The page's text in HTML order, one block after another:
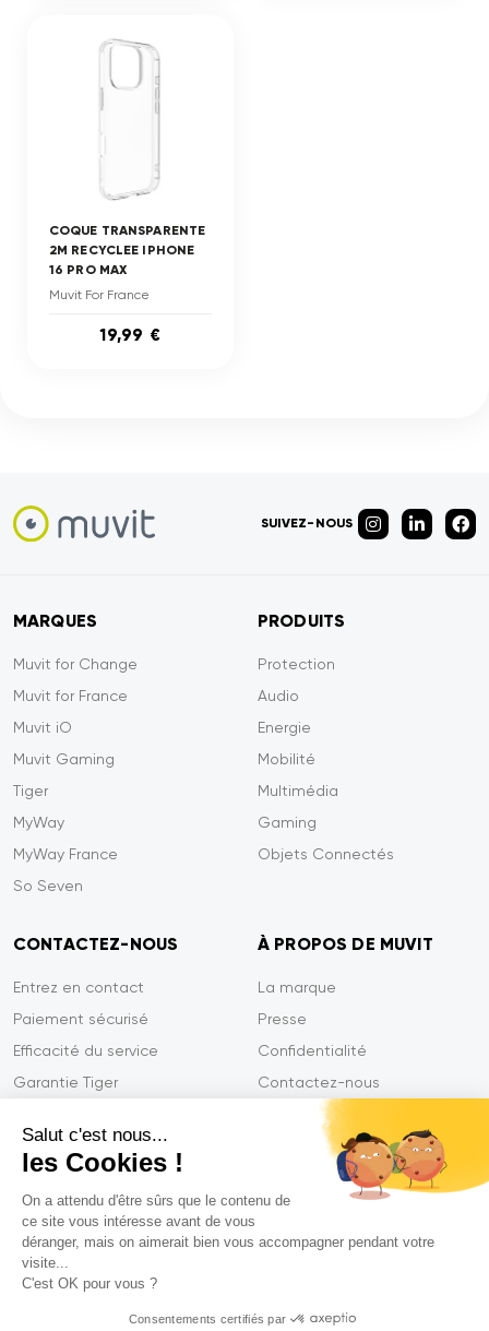
Salut c'est nous...
les Cookies !
On a attendu d'être sûrs que le contenu de
ce site vous intéresse avant de vous
déranger, mais on aimerait bien vous accompagner pendant votre
visite...
C'est OK pour vous ?
Consentements certifiés par
COQUE TRANSPARENTE
2M RECYCLEE IPHONE
16 PRO MAX
Muvit For France
19,99 €
SUIVEZ-NOUS
MARQUES
Muvit for Change
Muvit for France
Muvit iO
Muvit Gaming
Tiger
MyWay
MyWay France
So Seven
PRODUITS
Protection
Audio
Energie
Mobilité
Multimédia
Gaming
Objets Connectés
CONTACTEZ-NOUS
Entrez en contact
Paiement sécurisé
Efficacité du service
Garantie Tiger
À PROPOS DE MUVIT
La marque
Presse
Confidentialité
Contactez-nous
Mentions légales
Déclarations de conformité